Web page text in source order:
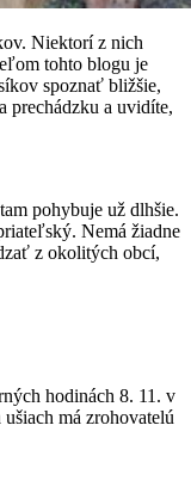
Niektorí z nich
tohto blogu je
spoznať bližšie,
prechádzku a uvidíte,
pohybuje už dlhšie.
Nemá žiadne
z okolitých obcí,
hodinách 8. 11. v
má zrohovatelú